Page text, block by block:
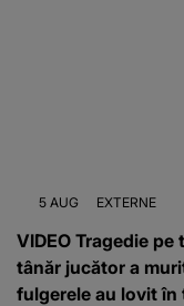
5 AUG EXTERNE
VIDEO Tragedie
tânăr jucător a
fulgerele au lovit